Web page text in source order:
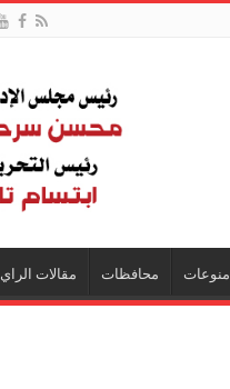
منوعات محافظات مقالات الراي